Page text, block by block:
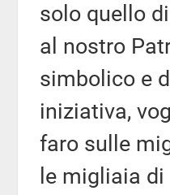
solo quello
al nostro
simbolico e
iniziativa,
faro sulle
le migliaia